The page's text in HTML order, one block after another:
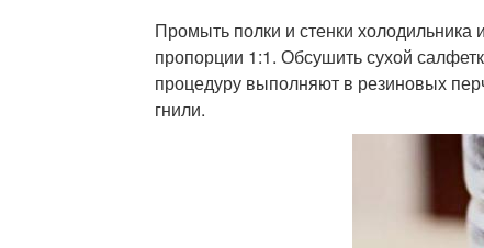
Промыть полки и стенки
пропорции 1:1. Обсушить сухой
процедуру выполняют в резиновых
гнили.